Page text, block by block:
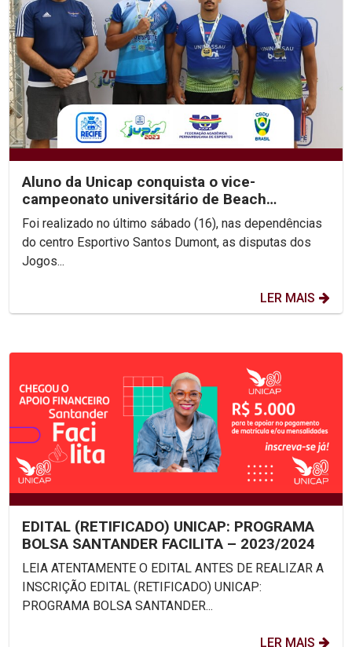
Aluno da Unicap conquista o vice-
campeonato universitário de Beach
Wrestling
Foi realizado no último sábado (16), nas dependências
do centro Esportivo Santos Dumont, as disputas dos
Jogos...
LER MAIS
EDITAL (RETIFICADO) UNICAP: PROGRAMA
BOLSA SANTANDER FACILITA – 2023/2024
LEIA ATENTAMENTE O EDITAL ANTES DE REALIZAR A
INSCRIÇÃO EDITAL (RETIFICADO) UNICAP:
PROGRAMA BOLSA SANTANDER...
LER MAIS